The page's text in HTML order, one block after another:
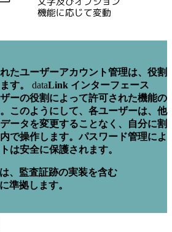
たユーザーアカウント管理は、役割
す。
dataLink インターフェース
ーの役割によって許可された機能の
このようにして、各ユーザーは、他
ータを変更することなく、自分に割
で操作します。パスワード管理によ
は安全に保護されます。
、監査証跡の実装を含む
準拠します。